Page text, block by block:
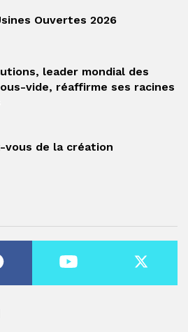
Ouvertes 2026
leader mondial des
vide, réaffirme ses racines
vous de la création